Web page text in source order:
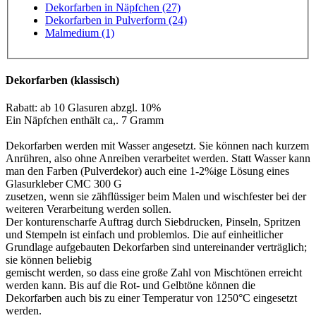
Dekorfarben in Näpfchen (27)
Dekorfarben in Pulverform (24)
Malmedium (1)
Dekorfarben (klassisch)
Rabatt: ab 10 Glasuren abzgl. 10%
Ein Näpfchen enthält ca,. 7 Gramm
Dekorfarben werden mit Wasser angesetzt. Sie können nach kurzem
Anrühren, also ohne Anreiben verarbeitet werden. Statt Wasser kann
man den Farben (Pulverdekor) auch eine 1-2%ige Lösung eines
Glasurkleber CMC 300 G
zusetzen, wenn sie zähflüssiger beim Malen und wischfester bei der
weiteren Verarbeitung werden sollen.
Der konturenscharfe Auftrag durch Siebdrucken, Pinseln, Spritzen
und Stempeln ist einfach und problemlos. Die auf einheitlicher
Grundlage aufgebauten Dekorfarben sind untereinander verträglich;
sie können beliebig
gemischt werden, so dass eine große Zahl von Mischtönen erreicht
werden kann. Bis auf die Rot- und Gelbtöne können die
Dekorfarben auch bis zu einer Temperatur von 1250°C eingesetzt
werden.